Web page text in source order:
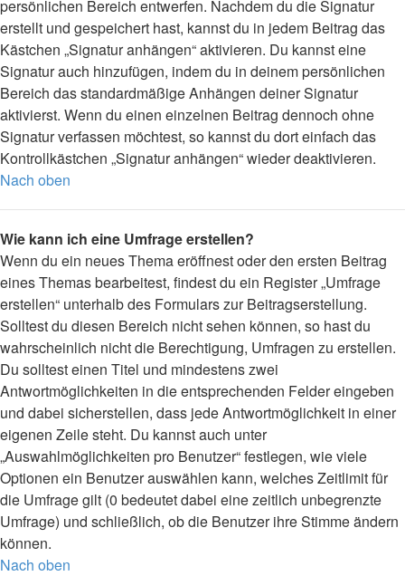
persönlichen Bereich entwerfen. Nachdem du die Signatur
erstellt und gespeichert hast, kannst du in jedem Beitrag das
Kästchen „Signatur anhängen“ aktivieren. Du kannst eine
Signatur auch hinzufügen, indem du in deinem persönlichen
Bereich das standardmäßige Anhängen deiner Signatur
aktivierst. Wenn du einen einzelnen Beitrag dennoch ohne
Signatur verfassen möchtest, so kannst du dort einfach das
Kontrollkästchen „Signatur anhängen“ wieder deaktivieren.
Nach oben
Wie kann ich eine Umfrage erstellen?
Wenn du ein neues Thema eröffnest oder den ersten Beitrag
eines Themas bearbeitest, findest du ein Register „Umfrage
erstellen“ unterhalb des Formulars zur Beitragserstellung.
Solltest du diesen Bereich nicht sehen können, so hast du
wahrscheinlich nicht die Berechtigung, Umfragen zu erstellen.
Du solltest einen Titel und mindestens zwei
Antwortmöglichkeiten in die entsprechenden Felder eingeben
und dabei sicherstellen, dass jede Antwortmöglichkeit in einer
eigenen Zeile steht. Du kannst auch unter
„Auswahlmöglichkeiten pro Benutzer“ festlegen, wie viele
Optionen ein Benutzer auswählen kann, welches Zeitlimit für
die Umfrage gilt (0 bedeutet dabei eine zeitlich unbegrenzte
Umfrage) und schließlich, ob die Benutzer ihre Stimme ändern
können.
Nach oben